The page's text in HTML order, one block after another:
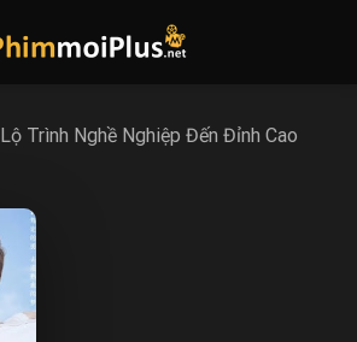
Lộ Trình Nghề Nghiệp Đến Đỉnh Cao